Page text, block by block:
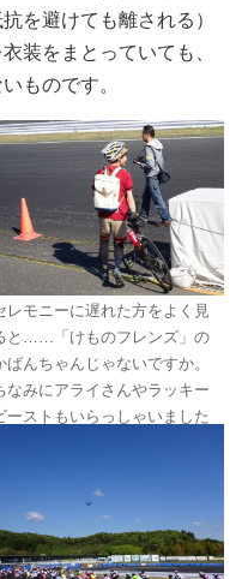
を避けても離される）
装をまとっていても、
ものです。
レモニーに遅れた方をよく見
と……「けものフレンズ」の
ばんちゃんじゃないですか。
なみにアライさんやラッキー
ーストもいらっしゃいました